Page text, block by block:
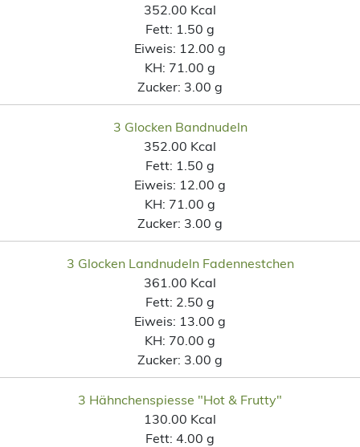
352.00 Kcal
Fett: 1.50 g
Eiweis: 12.00 g
KH: 71.00 g
Zucker: 3.00 g
3 Glocken Bandnudeln
352.00 Kcal
Fett: 1.50 g
Eiweis: 12.00 g
KH: 71.00 g
Zucker: 3.00 g
3 Glocken Landnudeln Fadennestchen
361.00 Kcal
Fett: 2.50 g
Eiweis: 13.00 g
KH: 70.00 g
Zucker: 3.00 g
3 Hähnchenspiesse "Hot & Frutty"
130.00 Kcal
Fett: 4.00 g